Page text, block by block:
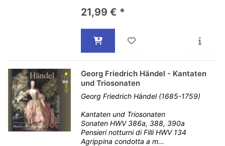
21,99 € *
Georg Friedrich Händel - Kantaten
und Triosonaten
Georg Friedrich Händel (1685-1759)
Kantaten und Triosonaten
Sonaten HWV 386a, 388, 390a
Pensieri notturni di Filli HWV 134
Agrippina condotta a m...